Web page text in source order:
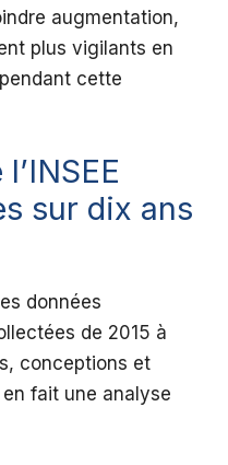
augmentation,
plus vigilants en
cette
sur dix ans
données
de 2015 à
conceptions et
fait une analyse